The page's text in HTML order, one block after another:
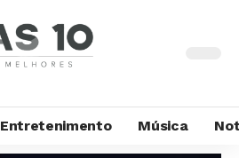
Entretenimento Música